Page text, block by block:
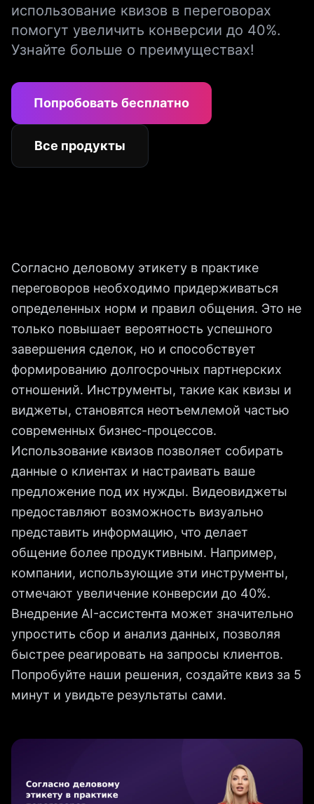
использование квизов в переговорах
помогут увеличить конверсии до 40%.
Узнайте больше о преимуществах!
Попробовать бесплатно
Все продукты
Согласно деловому этикету в практике
переговоров необходимо придерживаться
определенных норм и правил общения. Это не
только повышает вероятность успешного
завершения сделок, но и способствует
формированию долгосрочных партнерских
отношений. Инструменты, такие как квизы и
виджеты, становятся неотъемлемой частью
современных бизнес-процессов.
Использование квизов позволяет собирать
данные о клиентах и настраивать ваше
предложение под их нужды. Видеовиджеты
предоставляют возможность визуально
представить информацию, что делает
общение более продуктивным. Например,
компании, использующие эти инструменты,
отмечают увеличение конверсии до 40%.
Внедрение AI-ассистента может значительно
упростить сбор и анализ данных, позволяя
быстрее реагировать на запросы клиентов.
Попробуйте наши решения, создайте квиз за 5
минут и увидьте результаты сами.